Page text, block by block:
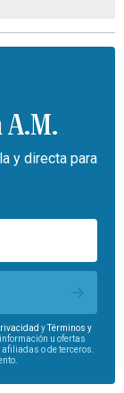
y directa para
yTérminos y
u ofertas
o de terceros.